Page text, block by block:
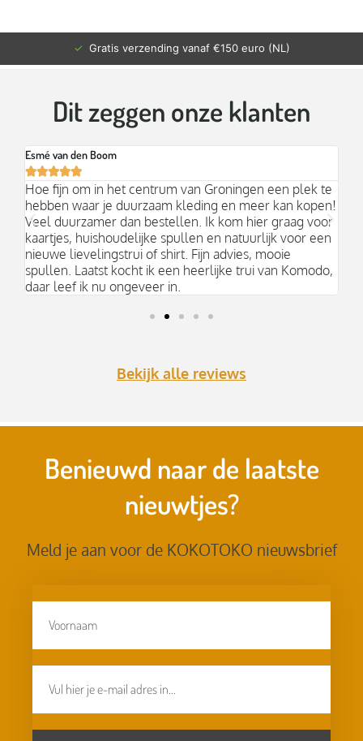
✓ Gratis verzending vanaf €150 euro (NL)
Dit zeggen onze klanten
Esmé van den Boom

Hoe fijn om in het centrum van Groningen een plek te
hebben waar je duurzaam kleding en meer kan kopen!
Veel duurzamer dan bestellen. Ik kom hier graag voor
kaartjes, huishoudelijke spullen en natuurlijk voor een
nieuwe lievelingstrui of shirt. Fijn advies, mooie
spullen. Laatst kocht ik een heerlijke trui van Komodo,
daar leef ik nu ongeveer in.
Bekijk alle reviews
Benieuwd naar de laatste
nieuwtjes?
Meld je aan voor de KOKOTOKO nieuwsbrief